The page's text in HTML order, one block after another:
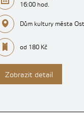
16:00 hod.
Dům kultury města
od 180 Kč
Zobrazit detail